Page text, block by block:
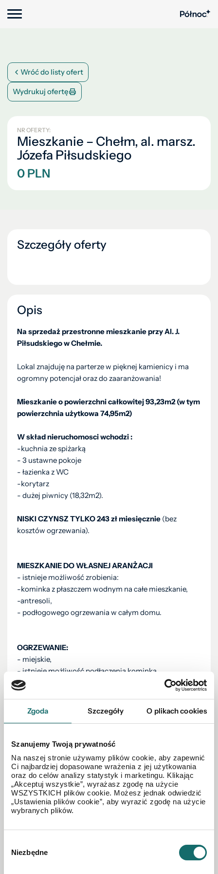
Zgoda Szczegóły O plikach cookies
Szanujemy Twoją prywatność
Na naszej stronie używamy plików cookie, aby zapewnić
Ci najbardziej dopasowane wrażenia z jej użytkowania
oraz do celów analizy statystyk i marketingu. Klikając
„Akceptuj wszystkie”, wyrażasz zgodę na użycie
WSZYSTKICH plików cookie. Możesz jednak odwiedzić
„Ustawienia plików cookie”, aby wyrazić zgodę na użycie
wybranych plików.
zgody
Niezbędne
Wróć do listy ofert
Wydrukuj ofertę
NR OFERTY:
Mieszkanie – Chełm, al. marsz.
Józefa Piłsudskiego
0 PLN
Szczegóły oferty
Opis
Na sprzedaż przestronne mieszkanie przy Al. J.
Piłsudskiego w Chełmie.
Lokal znajduję na parterze w pięknej kamienicy i ma
ogromny potencjał oraz do zaaranżowania!
Mieszkanie o powierzchni całkowitej 93,23m2 (w tym
powierzchnia użytkowa 74,95m2)
W skład nieruchomosci wchodzi :
-kuchnia ze spiżarką
- 3 ustawne pokoje
- łazienka z WC
-korytarz
- dużej piwnicy (18,32m2).
NISKI CZYNSZ TYLKO 243 zł miesięcznie (bez
kosztów ogrzewania).
MIESZKANIE DO WŁASNEJ ARANŻACJI
- istnieje możliwość zrobienia:
-kominka z płaszczem wodnym na całe mieszkanie,
-antresoli,
- podłogowego ogrzewania w całym domu.
OGRZEWANIE:
- miejskie,
- istnieje możliwość podłączenia kominka.
- miejsca parkingowe - duzy parking pod kamienicą.
- mieszkanie bardzo wysokie- ponad 3m wysokości co
- mieszkanie zbudowane z cegły, grube mury- cicho i
spokojnie.
SUPER LOKALIZACJA- w pobliżu cała infrastruktura:
szkoły (SP 1 i SP 5), przedszkole, sklepy, bazarek,
apteka, przychodnia lekarska.
Mieszkanie jest idealnym rozwiązaniem dla rodziny z
dziećmi jak i osób starszych.